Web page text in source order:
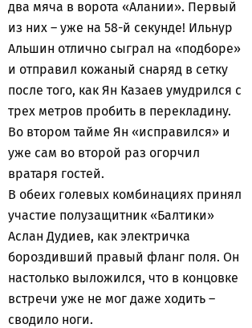
два мяча в ворота «Алании». Первый
из них – уже на 58-й секунде! Ильнур
Альшин отлично сыграл на «подборе»
и отправил кожаный снаряд в сетку
после того, как Ян Казаев умудрился с
трех метров пробить в перекладину.
Во втором тайме Ян «исправился» и
уже сам во второй раз огорчил
вратаря гостей.
В обеих голевых комбинациях принял
участие полузащитник «Балтики»
Аслан Дудиев, как электричка
бороздивший правый фланг поля. Он
настолько выложился, что в концовке
встречи уже не мог даже ходить –
сводило ноги.